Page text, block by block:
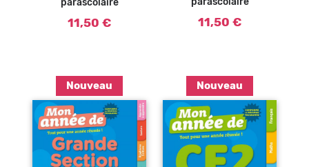
parascolaire
11,50 €
parascolaire
11,50 €
Nouveau Nouveau